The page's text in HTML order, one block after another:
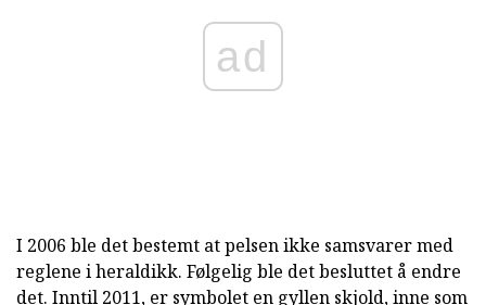
ad
I 2006 ble det bestemt at pelsen ikke samsvarer med
reglene i heraldikk. Følgelig ble det besluttet å endre
det. Inntil 2011, er symbolet en gyllen skjold, inne som